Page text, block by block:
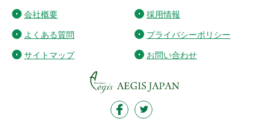
会社概要 採用情報
よくある質問 プライバシーポリシー
サイトマップ お問い合わせ